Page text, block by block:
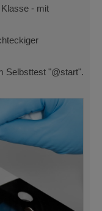
- mit
Selbsttest "@start".